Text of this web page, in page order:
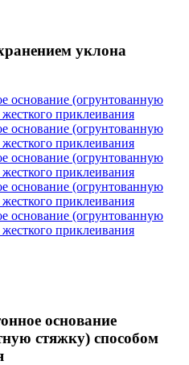
уклона
основание
стяжку) способом